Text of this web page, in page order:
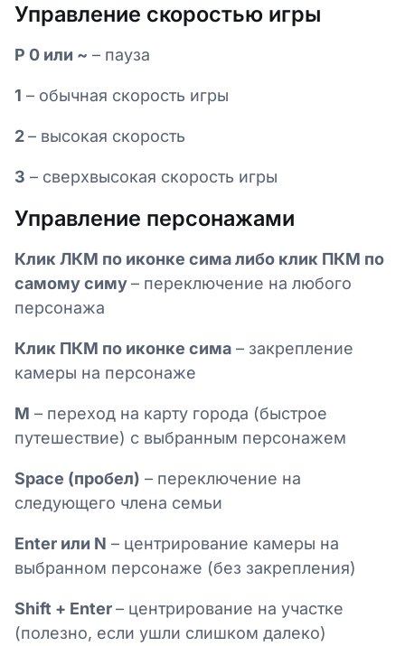
Управление скоростью игры
P 0 или ~ – пауза
1 – обычная скорость игры
2– высокая скорость
3 – сверхвысокая скорость игры
Управление персонажами
Клик ЛКМ по иконке сима либо клик ПКМ по
самому симу– переключение на любого
персонажа
Клик ПКМ по иконке сима – закрепление
камеры на персонаже
M – переход на карту города (быстрое
путешествие) с выбранным персонажем
Space (пробел) – переключение на
следующего члена семьи
Enter или N – центрирование камеры на
выбранном персонаже (без закрепления)
Shift + Enter– центрирование на участке
(полезно, если ушли слишком далеко)